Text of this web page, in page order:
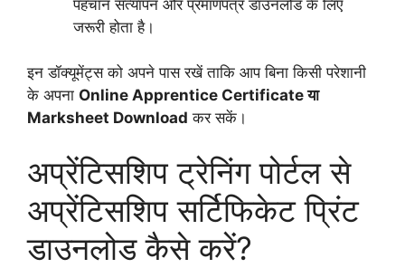
पहचान सत्यापन और प्रमाणपत्र डाउनलोड के लिए
जरूरी होता है।
इन डॉक्यूमेंट्स को अपने पास रखें ताकि आप बिना किसी परेशानी
के अपना Online Apprentice Certificate या
Marksheet Download कर सकें।
अप्रेंटिसशिप ट्रेनिंग पोर्टल से
अप्रेंटिसशिप सर्टिफिकेट प्रिंट
डाउनलोड कैसे करें?